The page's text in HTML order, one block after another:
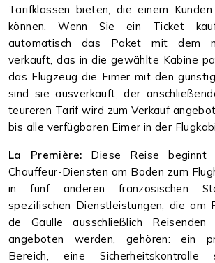
Tarifklassen bieten, die einem
können. Wenn Sie ein Ticket
automatisch das Paket mit dem
verkauft, das in die gewählte Kabine
das Flugzeug die Eimer mit den
sind sie ausverkauft, der
teureren Tarif wird zum Verkauf
bis alle verfügbaren Eimer in der
La Première: Diese Reise beginnt
Chauffeur-Diensten am Boden zum
in fünf anderen französischen
spezifischen Dienstleistungen, die am
de Gaulle ausschließlich
angeboten werden, gehören: ein
Bereich, eine Sicherheitskontrolle